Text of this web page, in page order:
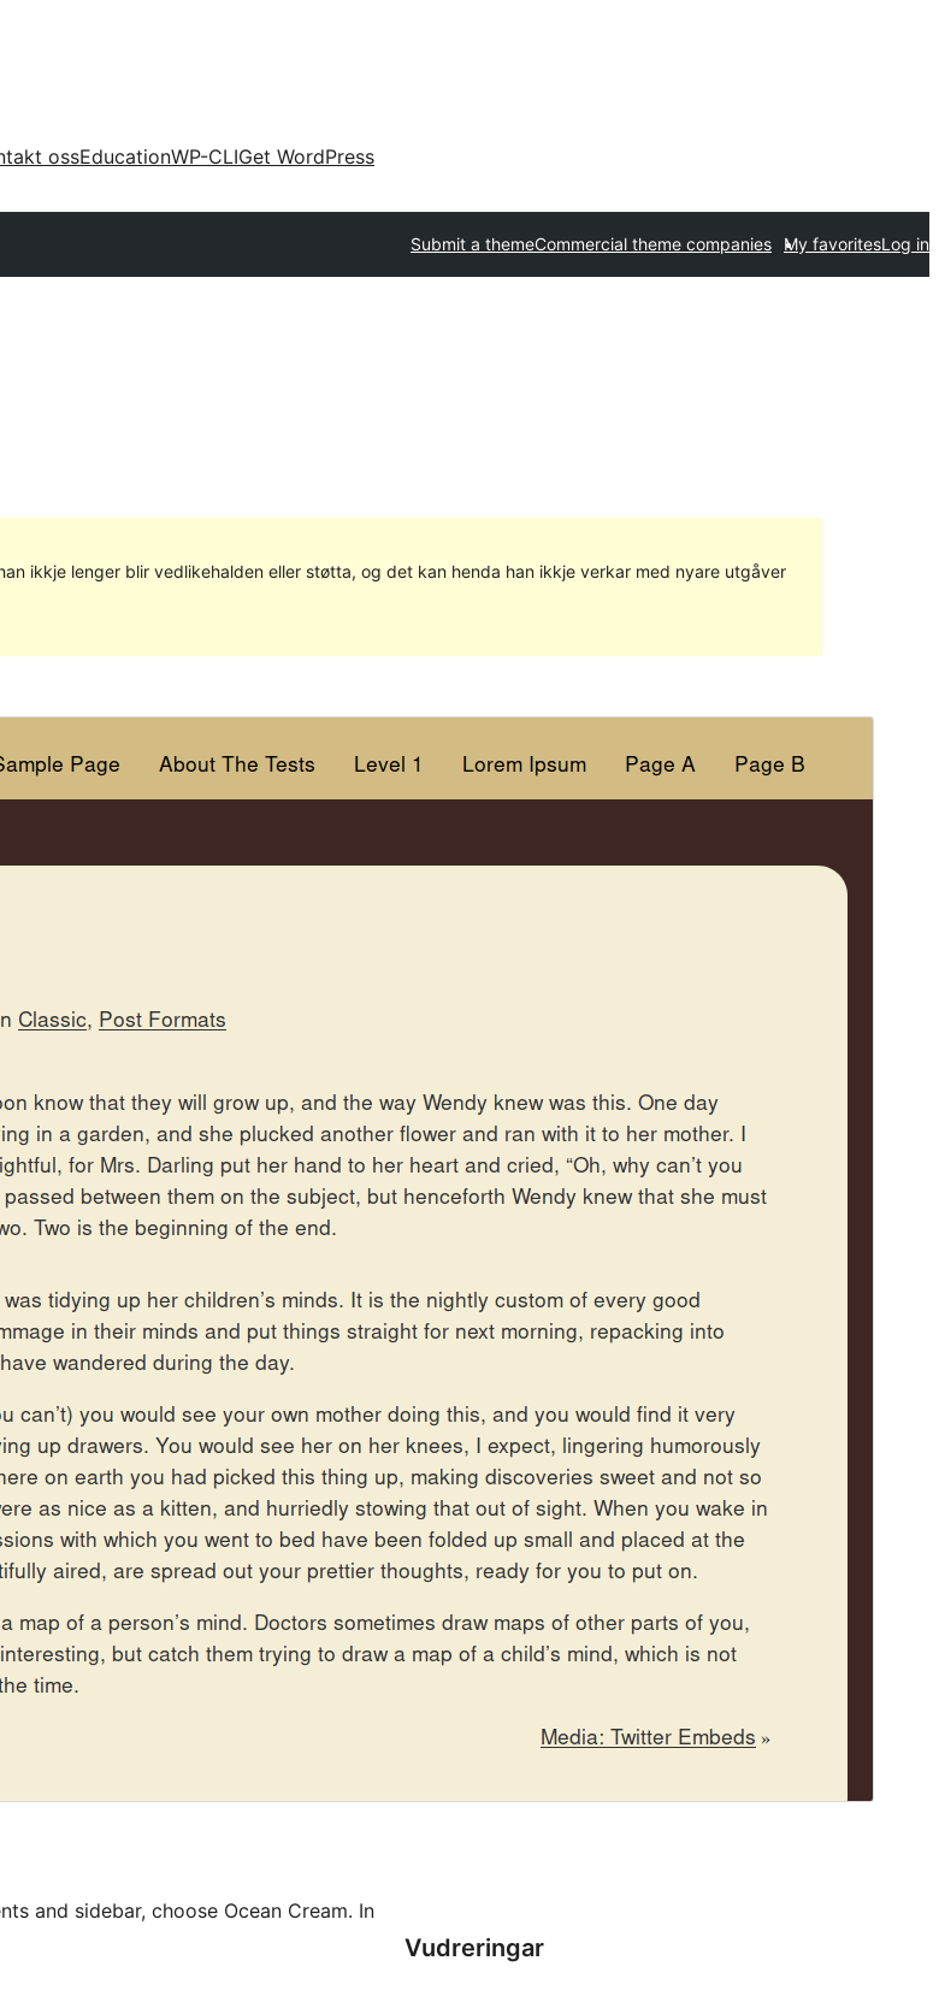
ossEducationWP-CLIGet WordPress
Submit a themeCommercial theme companies My favoritesLog in
ikkje lenger blir vedlikehalden eller støtta, og det kan henda han ikkje verkar med nyare utgåver
WordPress version
4.7
and sidebar, choose Ocean Cream. In
Vudreringar